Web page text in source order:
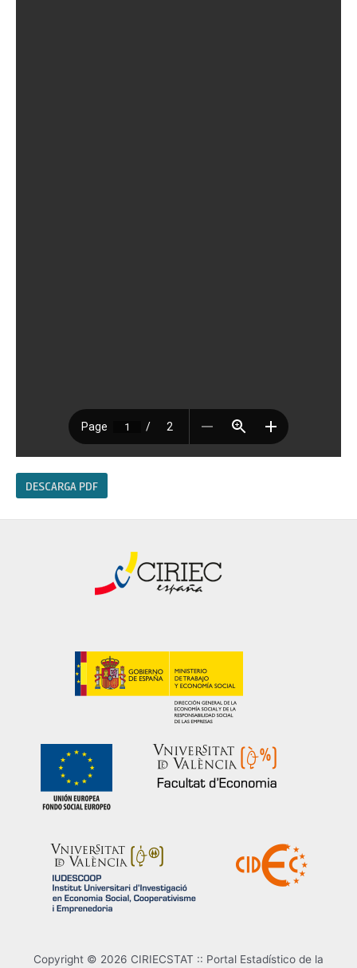
DESCARGA PDF
Copyright © 2026 CIRIECSTAT :: Portal Estadístico de la